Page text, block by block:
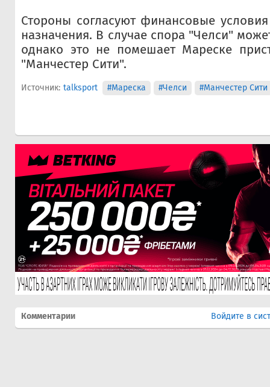
Стороны согласуют финансовые
назначения. В случае спора "Челси"
однако это не помешает Мареске
"Манчестер Сити".
Источник: talksport #Мареска #Челси #Манчестер Сити
Комментарии Войдите в